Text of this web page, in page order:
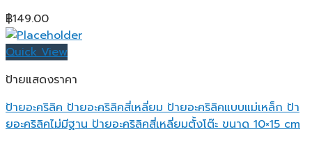
฿149.00
Quick View
ป้ายแสดงราคา
ป้ายอะคริลิค ป้ายอะคริลิคสี่เหลี่ยม ป้ายอะคริลิคแบบแม่เหล็ก ป้า
ยอะคริลิคไม่มีฐาน ป้ายอะคริลิคสี่เหลี่ยมตั้งโต๊ะ ขนาด 10×15 cm